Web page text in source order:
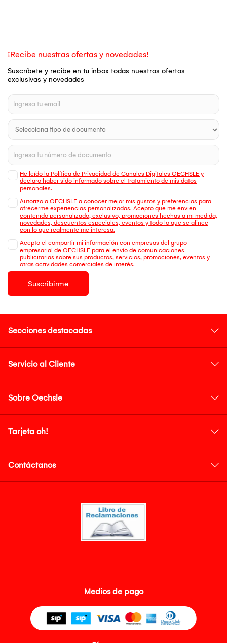
¡Recibe nuestras ofertas y novedades!
Suscríbete y recibe en tu inbox todas nuestras ofertas
exclusivas y novedades
He leído la Política de Privacidad de Canales Digitales OECHSLE y
declaro haber sido informado sobre el tratamiento de mis datos
personales.
Autorizo a OECHSLE a conocer mejor mis gustos y preferencias para
ofrecerme experiencias personalizadas. Acepto que me envien
contenido personalizado, exclusivo, promociones hechas a mi medida,
novedades, descuentos especiales, eventos y todo lo que se alinee
con lo que realmente me interesa.
Acepto el compartir mi información con empresas del grupo
empresarial de OECHSLE para el envío de comunicaciones
publicitarias sobre sus productos, servicios, promociones, eventos y
otras actividades comerciales de interés.
Suscribirme
Secciones destacadas
Servicio al Cliente
Sobre Oechsle
Tarjeta oh!
Contáctanos
Medios de pago